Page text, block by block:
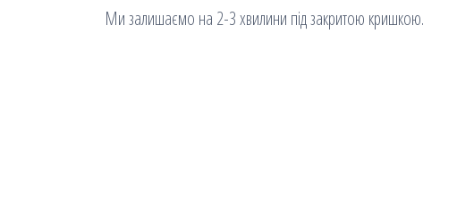
Ми залишаємо на 2-3 хвилини під закритою кришкою.